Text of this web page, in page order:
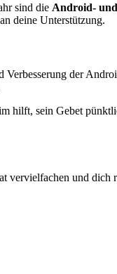
sind die Android-
deine Unterstützung.
Verbesserung der
hilft, sein Gebet
vervielfachen und dich